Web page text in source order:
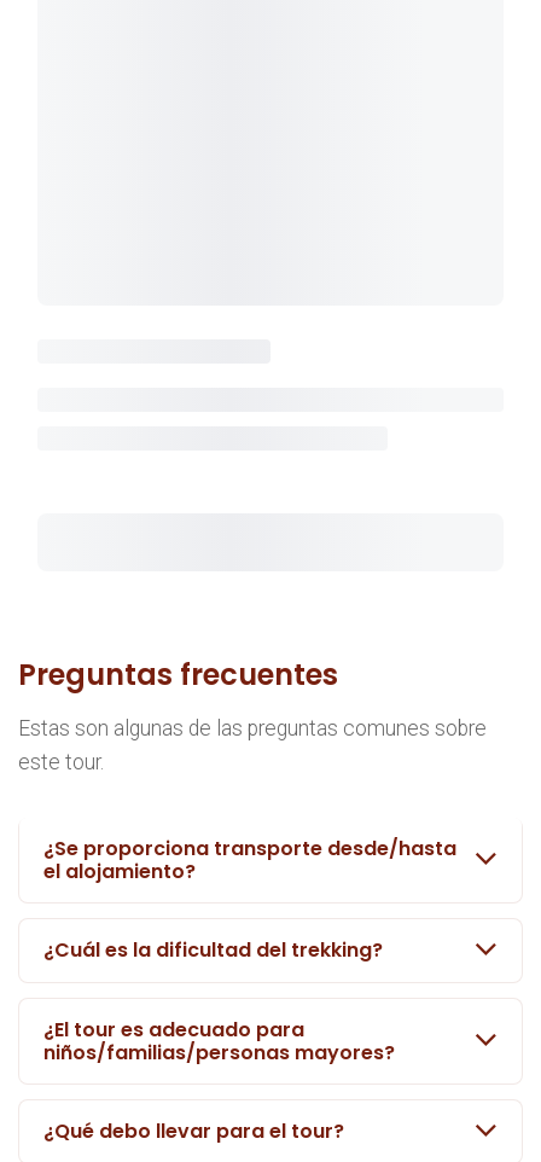
Preguntas frecuentes
Estas son algunas de las preguntas comunes sobre
este tour.
¿Se proporciona transporte desde/hasta
el alojamiento?
¿Cuál es la dificultad del trekking?
¿El tour es adecuado para
niños/familias/personas mayores?
¿Qué debo llevar para el tour?